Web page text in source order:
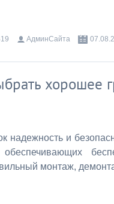
АдминСайта
хорошее
надежность и
монтаж,